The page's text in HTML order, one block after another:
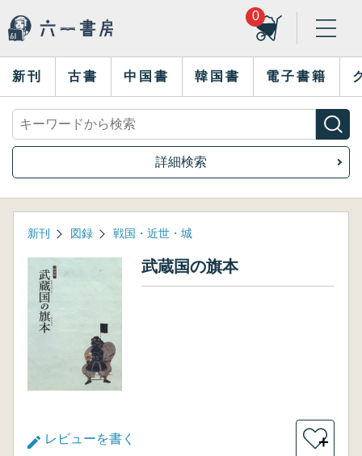
0
新刊 古書 中国書 韓国書 電子書籍
詳細検索
新刊 図録 戦国・近世・城
武蔵国の旗本
レビューを書く ＋